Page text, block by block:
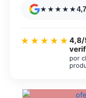
★★★★★
★★★★★ 4,8/
por